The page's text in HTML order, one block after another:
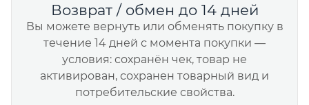
Возврат / обмен до 14 дней
Вы можете вернуть или обменять покупку в
течение 14 дней с момента покупки —
условия: сохранён чек, товар не
активирован, сохранен товарный вид и
потребительские свойства.